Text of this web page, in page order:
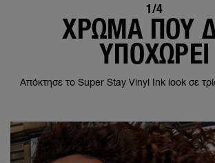
1/4
ΧΡΩΜΑ ΠΟΥ
ΥΠΟΧΩΡΕΙ
Απόκτησε το Super Stay Vinyl Ink look σε